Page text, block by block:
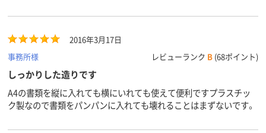
2016年3月17日
事務所様
レビューランク B (68ポイント)
しっかりした造りです
A4の書類を縦に入れても横にいれても使えて便利ですプラスチッ
ク製なので書類をパンパンに入れても壊れることはまずないです。